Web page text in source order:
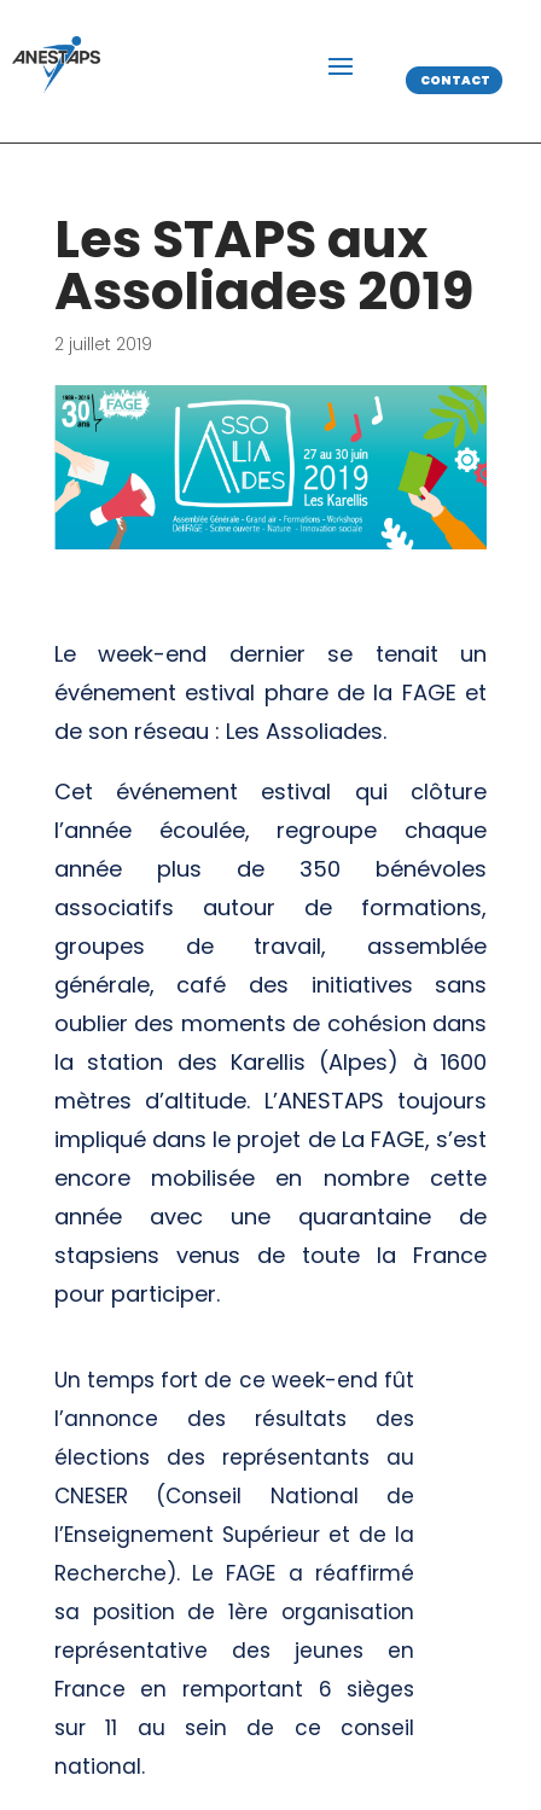
CONTACT
Les STAPS aux
Assoliades 2019
2 juillet 2019
Le week-end dernier se tenait un
événement estival phare de la FAGE et
de son réseau : Les Assoliades.
Cet événement estival qui clôture
l’année écoulée, regroupe chaque
année plus de 350 bénévoles
associatifs autour de formations,
groupes de travail, assemblée
générale, café des initiatives sans
oublier des moments de cohésion dans
la station des Karellis (Alpes) à 1600
mètres d’altitude. L’ANESTAPS toujours
impliqué dans le projet de La FAGE, s’est
encore mobilisée en nombre cette
année avec une quarantaine de
stapsiens venus de toute la France
pour participer.
Un temps fort de ce week-end fût
l’annonce des résultats des
élections des représentants au
CNESER (Conseil National de
l’Enseignement Supérieur et de la
Recherche). Le FAGE a réaffirmé
sa position de 1ère organisation
représentative des jeunes en
France en remportant 6 sièges
sur 11 au sein de ce conseil
national.